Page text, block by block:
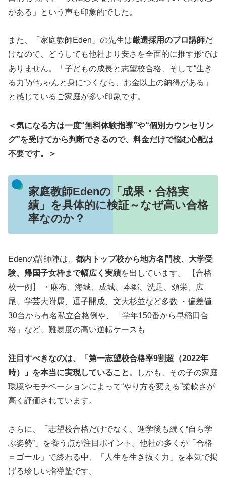
がある」という声も印象的でした。
また、「家庭教師Eden」の先生は厳選採用のプロ講師だ
けなので、どうしても他社より安さを全面的に推す形では
ありません。「子どもの成長と志望校合格、そして“生き
る力”がちゃんと身につくなら、お金以上の納得がある」
と感じているご家庭が多い印象です。
＜気になる方は一度“無料体験指導”や“個別カウンセリン
グ”を受けてから判断できるので、料金だけで悩む心配は
不要です。＞
家庭教師Edenの「成果・合格実
績」を具体的に検証～なぜ高い合格
率なのか？
Edenの講師陣は、 都内トップ校から地方名門校、大学受
験、帰国子女枠まで幅広く実績を出しています。 【合格
校一例】 ・麻布、海城、成城、本郷、洗足、頌栄、広
尾、学芸大附属、逗子開成、文大杉並など多数 ・偏差値
30台から有名私立合格例や、「学年150番から早稲田合
格」など、難易度の高い逆転ケースも
注目すべきなのは、「第一志望校合格率9割超（2022年
時）」を本当に実現していること 。しかも、その子の家庭
環境やモチベーションによって“やり方を変える”柔軟さが
高く評価されています。
さらに、「志望校合格だけでなく、進学後も続く“自ら学
ぶ姿勢”」を養う点が注目ポイント。他社の多くが「合格
＝ゴール」で終わる中、「人生を生き抜く力」を本気で掲
げる珍しい指導塾です。